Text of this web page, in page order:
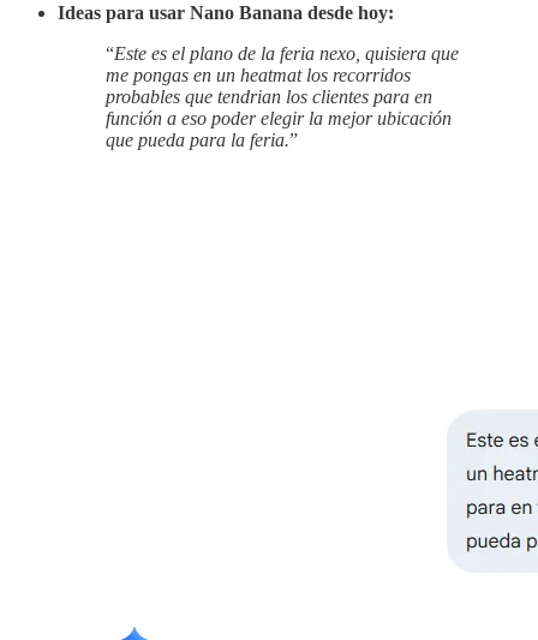
Ideas para usar Nano Banana desde hoy:
“Este es el plano de la feria nexo, quisiera que
me pongas en un heatmat los recorridos
probables que tendrian los clientes para en
función a eso poder elegir la mejor ubicación
que pueda para la feria.”